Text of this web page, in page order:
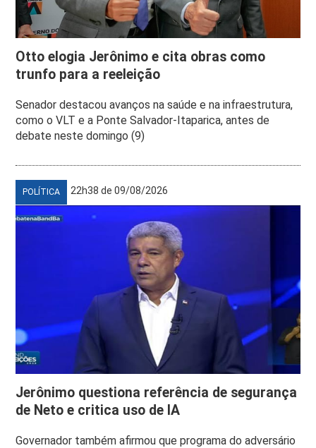
Otto elogia Jerônimo e cita obras como
trunfo para a reeleição
Senador destacou avanços na saúde e na infraestrutura,
como o VLT e a Ponte Salvador-Itaparica, antes de
debate neste domingo (9)
POLÍTICA 22h38 de 09/08/2026
Jerônimo questiona referência de segurança
de Neto e critica uso de IA
Governador também afirmou que programa do adversário